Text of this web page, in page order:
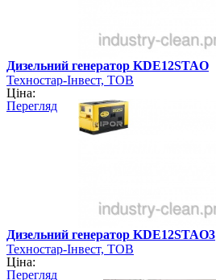
Дизельний генератор KDE12STAO
Техностар-Інвест, ТОВ
Ціна:
Перегляд
Дизельний генератор KDE12STAO3
Техностар-Інвест, ТОВ
Ціна:
Перегляд